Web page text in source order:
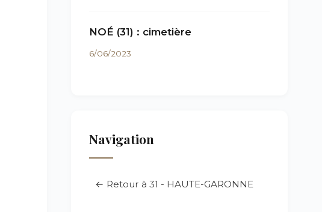
NOÉ (31) : cimetière
6/06/2023
Navigation
← Retour à 31 - HAUTE-GARONNE